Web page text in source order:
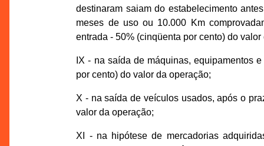
destinaram saiam do estabelecimento
meses de uso ou 10.000 Km
entrada - 50% (cinqüenta por cento) do
IX - na saída de máquinas, equipamentos
por cento) do valor da operação;
X - na saída de veículos usados, após o
valor da operação;
XI - na hipótese de mercadorias